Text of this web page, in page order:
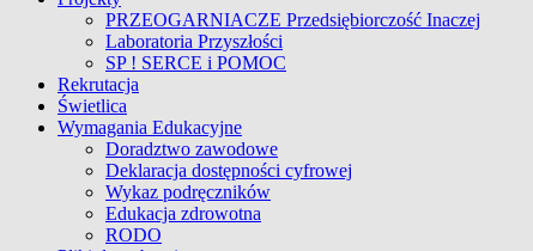
PRZEOGARNIACZE Przedsiębiorczość Inaczej
Laboratoria Przyszłości
SP ! SERCE i POMOC
Rekrutacja
Świetlica
Wymagania Edukacyjne
Doradztwo zawodowe
Deklaracja dostępności cyfrowej
Wykaz podręczników
Edukacja zdrowotna
RODO